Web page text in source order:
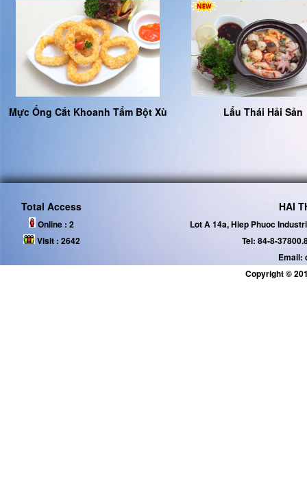
Mực Ống Cắt Khoanh Tẩm Bột Xù Lẩu Thái Hải Sản
Total Access
Online : 2
Visit : 2642
HAI
Lot A 14a, Hiep Phuoc
Tel: 84-8-
Email:
Copyright ©